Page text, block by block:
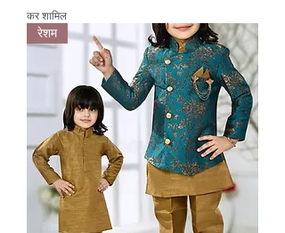
कर शामिल
रेशम